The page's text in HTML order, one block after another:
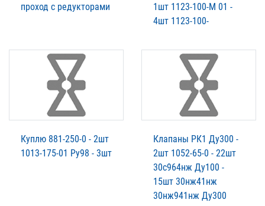
проход с редукторами
1шт 1123-100-М 01 -
4шт 1123-100-
Куплю 881-250-0 - 2шт
1013-175-01 Ру98 - 3шт
Клапаны РК1 Ду300 -
2шт 1052-65-0 - 22шт
30с964нж Ду100 -
15шт 30нж41нж
30нж941нж Ду300